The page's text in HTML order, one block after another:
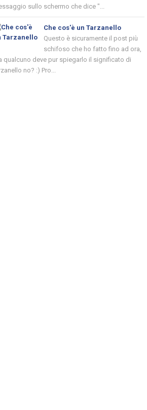
sullo schermo che dice "...
Che cos'è un Tarzanello
Questo è sicuramente il post più
schifoso che ho fatto fino ad ora,
qualcuno deve pur spiegarlo il significato di
no? :) Pro...